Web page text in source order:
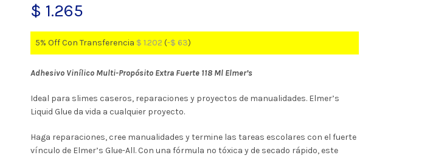
$ 1.265
5% Off Con Transferencia $ 1.202 (-$ 63)
Adhesivo Vinílico Multi-Propósito Extra Fuerte 118 Ml Elmer’s
Ideal para slimes caseros, reparaciones y proyectos de manualidades. Elmer’s
Liquid Glue da vida a cualquier proyecto.
Haga reparaciones, cree manualidades y termine las tareas escolares con el fuerte
vínculo de Elmer’s Glue-All. Con una fórmula no tóxica y de secado rápido, este